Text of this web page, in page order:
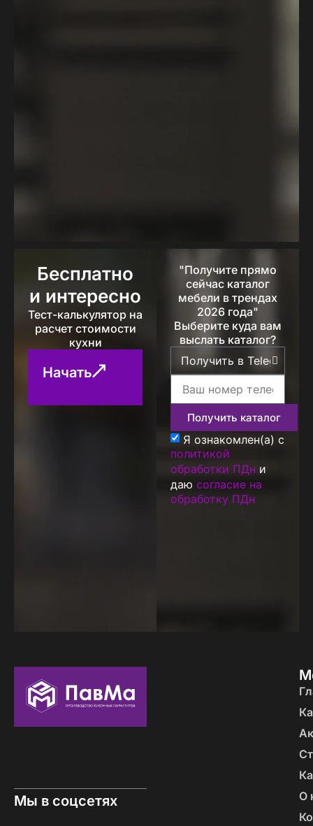
Бесплатно
и интересно
Тест-калькулятор на
расчет стоимости
кухни
Начать
"Получите прямо
сейчас каталог
мебели в трендах
2026 года"
Выберите куда вам
выслать каталог?
Получить каталог
Я ознакомлен(а) с
политикой
обработки ПДн и
даю согласие на
обработку ПДн
Мы в соцсетях
О